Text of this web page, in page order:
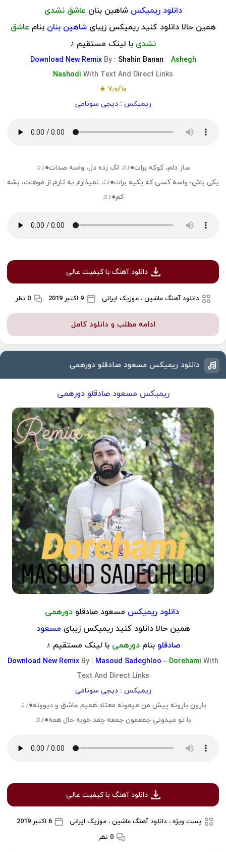
دانلود ریمیکسشاهین بنان عاشق نشدی
همین حالا دانلود کنید ریمیکس زیبای شاهین بنان بنام عاشق
نشدی با لینک مستقیم ♪
Download New RemixBy : Shahin Banan – Ashegh
Nashodi With Text And Direct Links
۷٫۰/۱۰ ★
ریمیکس : دیجی سونامی
ساز دلم، کوکه برات●♪♫ لک زده دل، واسه صدات●♪♫
یکی باش؛ واسه کسی که یکیه برات●♪♫ نمیذارم یه تارم از موهات، بشه
کم●♪♫
دانلود آهنگ با کیفیت عالی
دانلود آهنگ ماشین ، موزیک ایرانی 9 اکتبر 2019 0 نظر
ادامه مطلب و دانلود کامل
دانلود ریمیکس مسعود صادقلو دورهمی
ریمیکس مسعود صادقلو دورهمی
دانلود ریمیکس مسعود صادقلو دورهمی
همین حالا دانلود کنید ریمیکس زیبای مسعود
صادقلو بنام دورهمی با لینک مستقیم ♪
Download New Remix By : Masoud Sadeghloo – Dorehami With
Text And Direct Links
ریمیکس : دیجی سونامی
بارون بارونه پیش من میمونه معتاد همیم عاشق و دیوونه●♪♫
با تو میدونی جمعمون جمعه چقد خوبه حال همه●♪♫
دانلود آهنگ با کیفیت عالی
پست ویژه ، دانلود آهنگ ماشین ، موزیک ایرانی
6 اکتبر 2019
0 نظر